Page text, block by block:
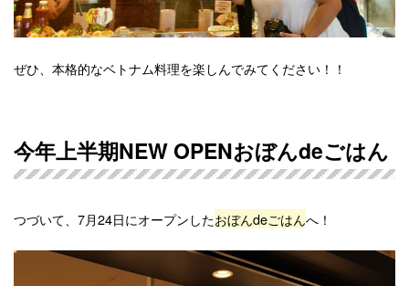
ぜひ、本格的なベトナム料理を楽しんでみてください！！
今年上半期NEW OPENおぼんdeごはん
つづいて、7月24日にオープンしたおぼんdeごはんへ！